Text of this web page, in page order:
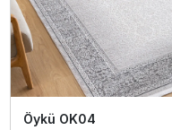
Öykü OK04